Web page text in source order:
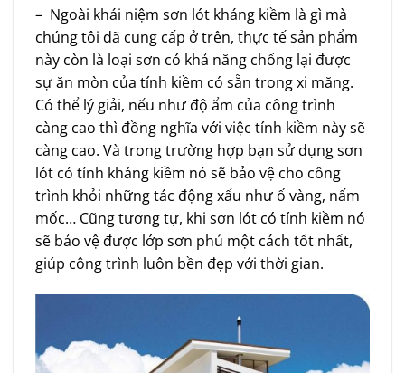
– Ngoài khái niệm sơn lót kháng kiềm là gì mà
chúng tôi đã cung cấp ở trên, thực tế sản phẩm
này còn là loại sơn có khả năng chống lại được
sự ăn mòn của tính kiềm có sẵn trong xi măng.
Có thể lý giải, nếu như độ ẩm của công trình
càng cao thì đồng nghĩa với việc tính kiềm này sẽ
càng cao. Và trong trường hợp bạn sử dụng sơn
lót có tính kháng kiềm nó sẽ bảo vệ cho công
trình khỏi những tác động xấu như ố vàng, nấm
mốc… Cũng tương tự, khi sơn lót có tính kiềm nó
sẽ bảo vệ được lớp sơn phủ một cách tốt nhất,
giúp công trình luôn bền đẹp với thời gian.